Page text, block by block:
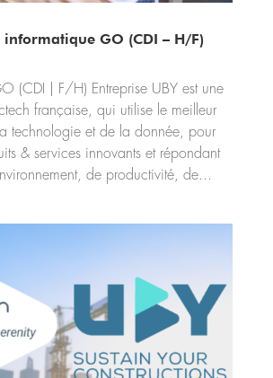
GO (CDI – H/F)
(CDI | F/H) Entreprise UBY est une
française, qui utilise le meilleur
technologie et de la donnée, pour
& services innovants et répondant
de productivité, de...